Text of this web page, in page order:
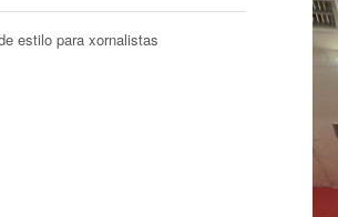
estilo para xornalistas